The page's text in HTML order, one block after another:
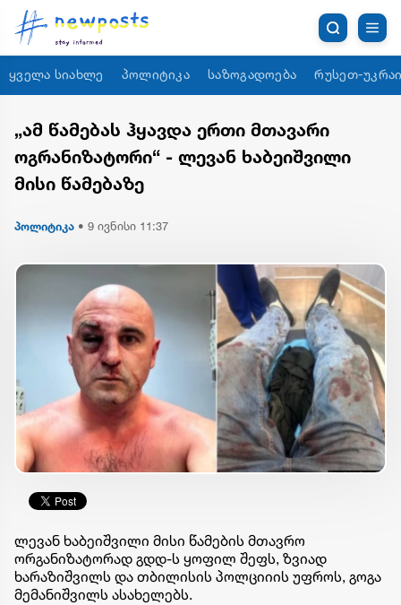
ყველა სიახლე პოლიტიკა საზოგადოება რუსეთ-
„ამ წამებას ჰყავდა ერთი მთავარი
ოგრანიზატორი“ - ლევან ხაბეიშვილი
მისი წამებაზე
პოლიტიკა • 9 ივნისი 11:37
ლევან ხაბეიშვილი მისი წამების მთავრო
ორგანიზატორად გდდ-ს ყოფილ შეფს, ზვიად
ხარაზიშვილს და თბილისის პოლციიის უფროს, გოგა
მემანიშვილს ასახელებს.